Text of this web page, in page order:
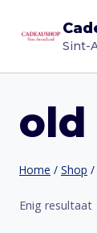
naar
Sint-
Home / Shop /
Enig resultaat